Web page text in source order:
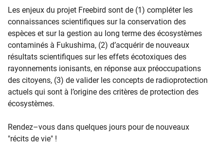
Les enjeux du projet Freebird sont de (1) compléter les
connaissances scientifiques sur la conservation des
espèces et sur la gestion au long terme des écosystèmes
contaminés à Fukushima, (2) d’acquérir de nouveaux
résultats scientifiques sur les effets écotoxiques des
rayonnements ionisants, en réponse aux préoccupations
des citoyens, (3) de valider les concepts de radioprotection
actuels qui sont à l’origine des critères de protection des
écosystèmes.
Rendez–vous dans quelques jours pour de nouveaux
"récits de vie" !